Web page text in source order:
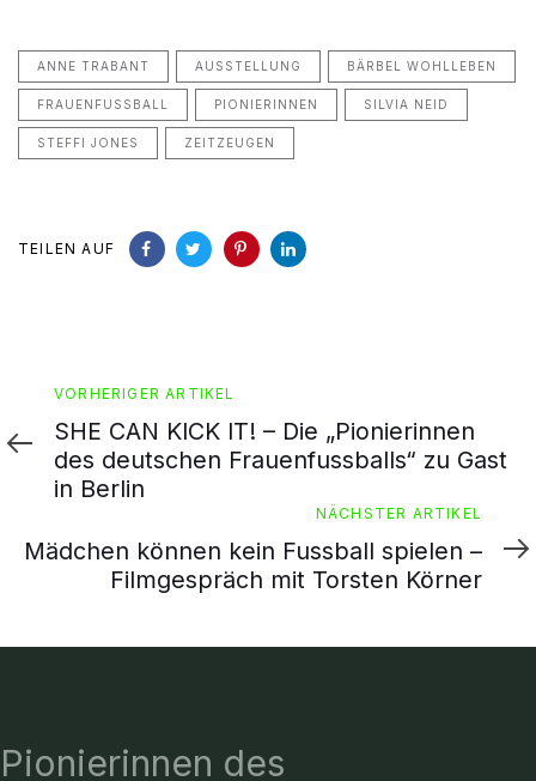
ANNE TRABANT AUSSTELLUNG BÄRBEL WOHLLEBEN
FRAUENFUSSBALL PIONIERINNEN SILVIA NEID
STEFFI JONES ZEITZEUGEN
TEILEN AUF
Vorheriger
Artikel
VORHERIGER ARTIKEL
SHE CAN KICK IT! – Die „Pionierinnen
des deutschen Frauenfussballs“ zu Gast
in Berlin
Artikel
NÄCHSTER ARTIKEL
Mädchen können kein Fussball spielen –
Filmgespräch mit Torsten Körner
Pionierinnen des